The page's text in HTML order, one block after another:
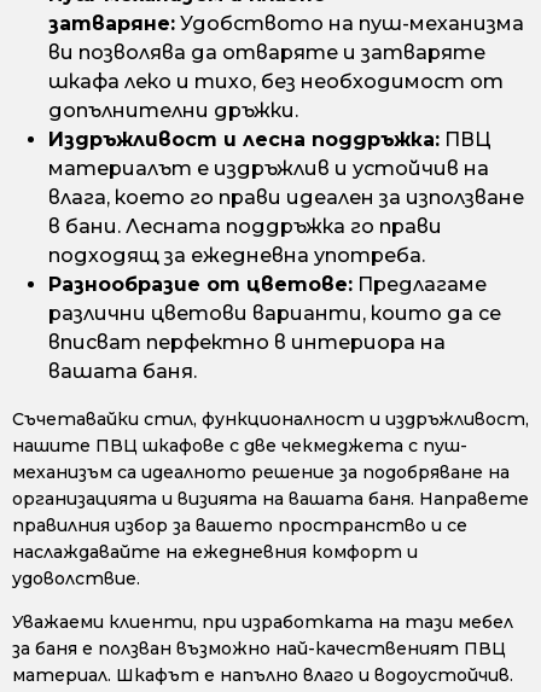
затваряне: Удобството на пуш-механизма
ви позволява да отваряте и затваряте
шкафа леко и тихо, без необходимост от
допълнителни дръжки.
Издръжливост и лесна поддръжка: ПВЦ
материалът е издръжлив и устойчив на
влага, което го прави идеален за използване
в бани. Лесната поддръжка го прави
подходящ за ежедневна употреба.
Разнообразие от цветове: Предлагаме
различни цветови варианти, които да се
вписват перфектно в интериора на
вашата баня.
Съчетавайки стил, функционалност и издръжливост,
нашите ПВЦ шкафове с две чекмеджета с пуш-
механизъм са идеалното решение за подобряване на
организацията и визията на вашата баня. Направете
правилния избор за вашето пространство и се
наслаждавайте на ежедневния комфорт и
удоволствие.
Уважаеми клиенти, при изработката на тази мебел
за баня е ползван възможно най-качественият ПВЦ
материал. Шкафът е напълно влаго и водоустойчив.